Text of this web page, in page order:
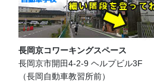
長岡京コワーキングスペース
長岡京市開田4-2-9 ヘルプビル3F
（長岡自動車教習所前）